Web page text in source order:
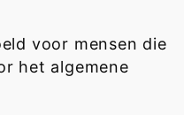
voor mensen die
het algemene